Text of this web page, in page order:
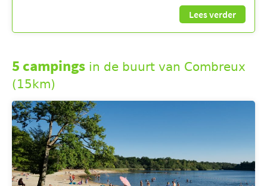
Lees verder
5 campings in de buurt van Combreux
(15km)